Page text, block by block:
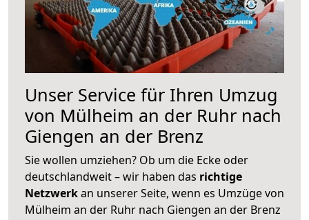
Unser Service für Ihren Umzug
von Mülheim an der Ruhr nach
Giengen an der Brenz
Sie wollen umziehen? Ob um die Ecke oder
deutschlandweit – wir haben das richtige
Netzwerkan unserer Seite, wenn es Umzüge von
Mülheim an der Ruhr nach Giengen an der Brenz